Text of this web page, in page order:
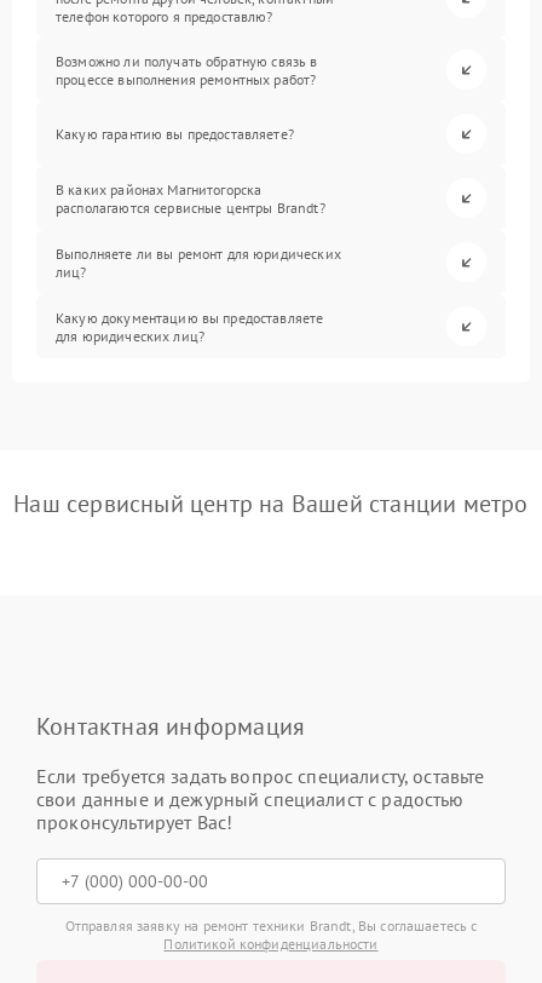
телефон которого я предоставлю?
Возможно ли получать обратную связь в
процессе выполнения ремонтных работ?
Какую гарантию вы предоставляете?
В каких районах Магнитогорска
располагаются сервисные центры Brandt?
Выполняете ли вы ремонт для юридических
лиц?
Какую документацию вы предоставляете
для юридических лиц?
Наш сервисный центр на Вашей станции метро
Контактная информация
Если требуется задать вопрос специалисту, оставьте
свои данные и дежурный специалист с радостью
проконсультирует Вас!
Отправляя заявку на ремонт техники Brandt, Вы соглашаетесь с
Политикой конфиденциальности